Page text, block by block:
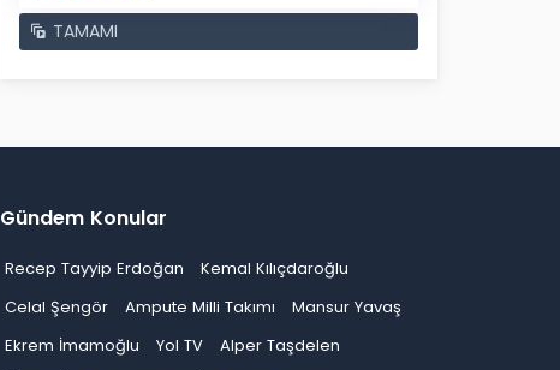
TAMAMI
Gündem Konular
Recep Tayyip Erdoğan
Kemal Kılıçdaroğlu
Celal Şengör
Ampute Milli Takımı
Mansur Yavaş
Ekrem İmamoğlu
Yol TV
Alper Taşdelen